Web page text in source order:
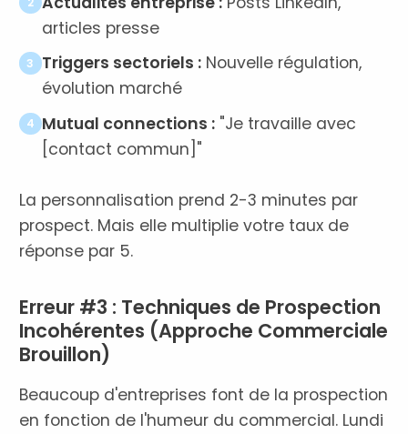
articles presse
3 Triggers sectoriels :Nouvelle régulation,
évolution marché
4 Mutual connections :"Je travaille avec
[contact commun]"
La personnalisation prend 2-3 minutes par
prospect. Mais elle multiplie votre taux de
réponse par 5.
Erreur #3 : Techniques de Prospection
Incohérentes (Approche Commerciale
Brouillon)
Beaucoup d'entreprises font de la prospection
en fonction de l'humeur du commercial. Lundi